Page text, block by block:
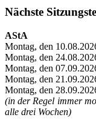
Nächste
AStA
Montag, den
Montag, den
Montag, den
Montag, den
Montag, den
(in der Regel immer
alle drei Wochen)